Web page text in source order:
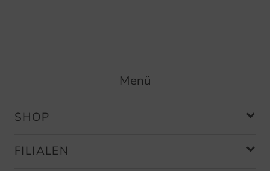
Menü
SHOP
FILIALEN